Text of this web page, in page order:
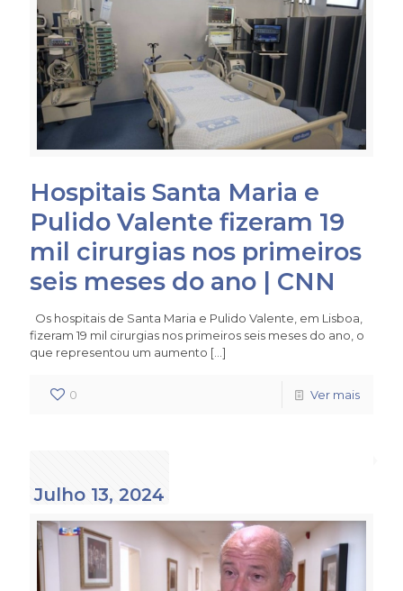
Hospitais Santa Maria e
Pulido Valente fizeram 19
mil cirurgias nos primeiros
seis meses do ano | CNN
Os hospitais de Santa Maria e Pulido Valente, em Lisboa,
fizeram 19 mil cirurgias nos primeiros seis meses do ano, o
que representou um aumento […]
0 Ver mais
Julho 13, 2024